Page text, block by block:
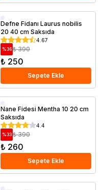
Saksıda
Defne Fidanı Laurus nobilis
20 40 cm Saksıda
4.67
%36 ₺ 390
₺ 250
Sepete Ekle
Saksıda
Nane Fidesi Mentha 10 20 cm
Saksıda
4.4
%33 ₺ 390
₺ 260
Sepete Ekle